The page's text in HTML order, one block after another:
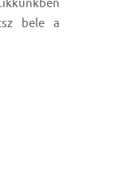
bele a